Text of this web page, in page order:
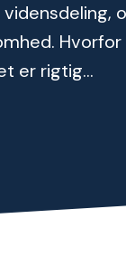
er rigtig...